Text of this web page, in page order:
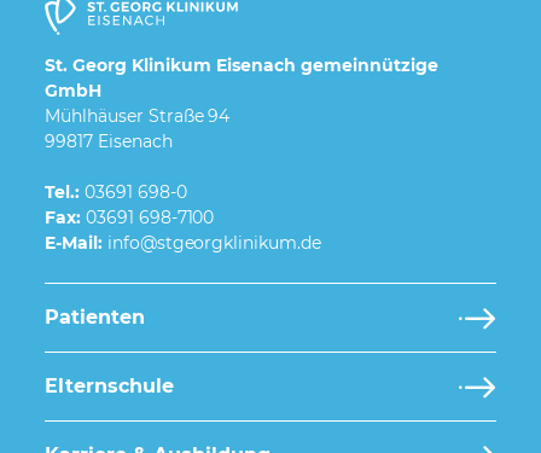
St. Georg Klinikum Eisenach gemeinnützige
GmbH
Mühlhäuser Straße 94
99817 Eisenach
Tel.: 03691 698-0
Fax: 03691 698-7100
E-Mail:
Patienten
Elternschule